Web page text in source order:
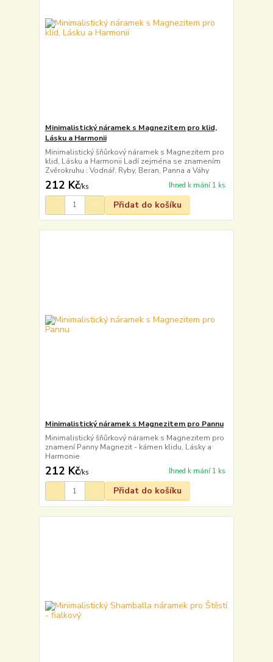
Minimalistický náramek s Magnezitem pro klid,
Lásku a Harmonii
Minimalistický šňůrkový náramek s Magnezitem pro
klid, Lásku a Harmonii Ladí zejména se znamením
Zvěrokruhu : Vodnář, Ryby, Beran, Panna a Váhy
212 Kč/ks Ihned k mání 1 ks
Přidat do košíku
Minimalistický náramek s Magnezitem pro Pannu
Minimalistický šňůrkový náramek s Magnezitem pro
znamení Panny Magnezit - kámen klidu, Lásky a
Harmonie
212 Kč/ks Ihned k mání 1 ks
Přidat do košíku